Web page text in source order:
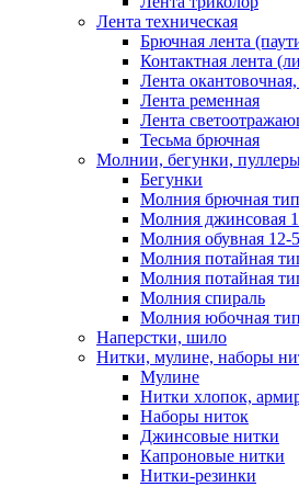
Лента техническая
Брючная лента
Контактная лента
Лента окантовочная,
Лента ременная
Лента
Тесьма брючная
Молнии, бегунки,
Бегунки
Молния брючная
Молния джинсовая
Молния обувная 12-
Молния потайная
Молния потайная
Молния спираль
Молния юбочная
Наперстки, шило
Нитки, мулине, наборы
Мулине
Нитки хлопок,
Наборы ниток
Джинсовые нитки
Капроновые нитки
Нитки-резинки